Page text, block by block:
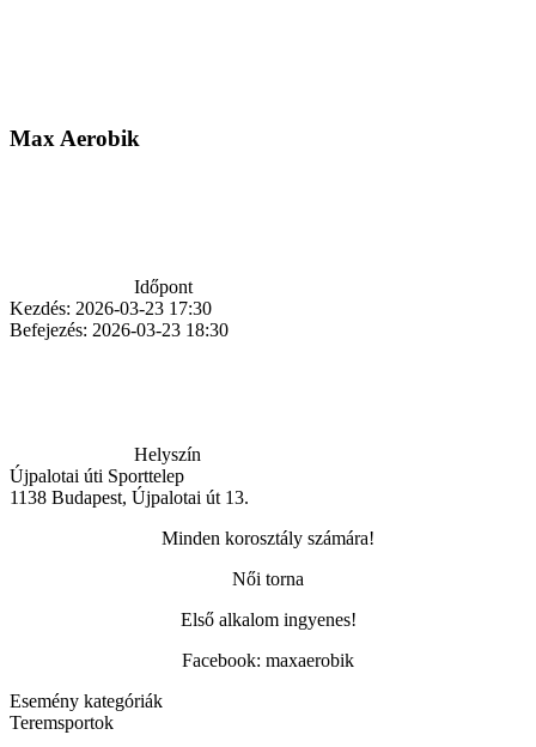
Max Aerobik
Időpont
Kezdés: 2026-03-23 17:30
Befejezés: 2026-03-23 18:30
Helyszín
Újpalotai úti Sporttelep
1138 Budapest, Újpalotai út 13.
Minden korosztály számára!
Női torna
Első alkalom ingyenes!
Facebook: maxaerobik
Esemény kategóriák
Teremsportok